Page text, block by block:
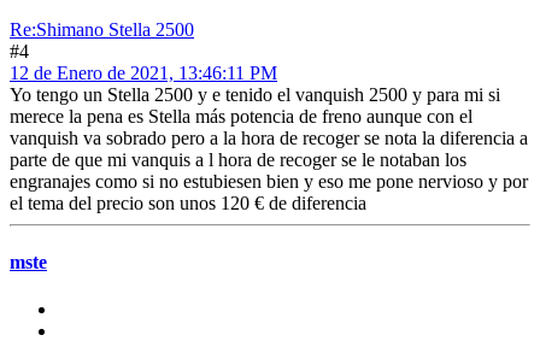
Re:Shimano Stella 2500
#4
12 de Enero de 2021, 13:46:11 PM
Yo tengo un Stella 2500 y e tenido el vanquish 2500 y para mi si
merece la pena es Stella más potencia de freno aunque con el
vanquish va sobrado pero a la hora de recoger se nota la diferencia a
parte de que mi vanquis a l hora de recoger se le notaban los
engranajes como si no estubiesen bien y eso me pone nervioso y por
el tema del precio son unos 120 € de diferencia
mste